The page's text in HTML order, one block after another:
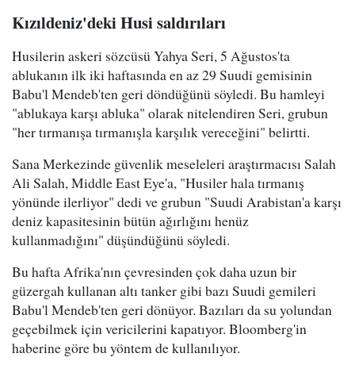
Kızıldeniz'deki Husi saldırıları
Husilerin askeri sözcüsü Yahya Seri, 5 Ağustos'ta
ablukanın ilk iki haftasında en az 29 Suudi gemisinin
Babu'l Mendeb'ten geri döndüğünü söyledi. Bu hamleyi
"ablukaya karşı abluka" olarak nitelendiren Seri, grubun
"her tırmanışa tırmanışla karşılık vereceğini" belirtti.
Sana Merkezinde güvenlik meseleleri araştırmacısı Salah
Ali Salah, Middle East Eye'a, "Husiler hala tırmanış
yönünde ilerliyor" dedi ve grubun "Suudi Arabistan'a karşı
deniz kapasitesinin bütün ağırlığını henüz
kullanmadığını" düşündüğünü söyledi.
Bu hafta Afrika'nın çevresinden çok daha uzun bir
güzergah kullanan altı tanker gibi bazı Suudi gemileri
Babu'l Mendeb'ten geri dönüyor. Bazıları da su yolundan
geçebilmek için vericilerini kapatıyor. Bloomberg'in
haberine göre bu yöntem de kullanılıyor.